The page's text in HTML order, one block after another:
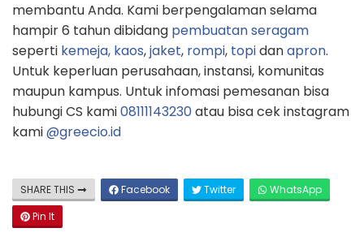
membantu Anda. Kami berpengalaman selama
hampir 6 tahun dibidang pembuatan seragam
seperti kemeja, kaos,jaket, rompi, topidanapron.
Untuk keperluan perusahaan, instansi, komunitas
maupun kampus. Untuk infomasi pemesanan bisa
hubungi CS kami08111143230atau bisa cek instagram
kami@greecio.id
SHARE THIS Facebook Twitter
WhatsApp
Pin It